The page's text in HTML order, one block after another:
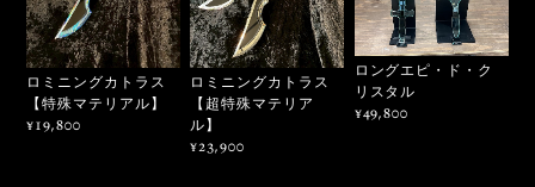
ロミニングカトラス
【特殊マテリアル】
¥19,800
ロミニングカトラス
【超特殊マテリア
ル】
¥23,900
ロングエピ・ド・ク
リスタル
¥49,800